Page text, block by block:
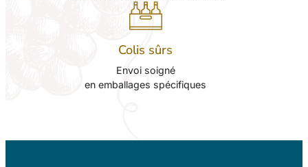
Colis sûrs
Envoi soigné
en emballages spécifiques